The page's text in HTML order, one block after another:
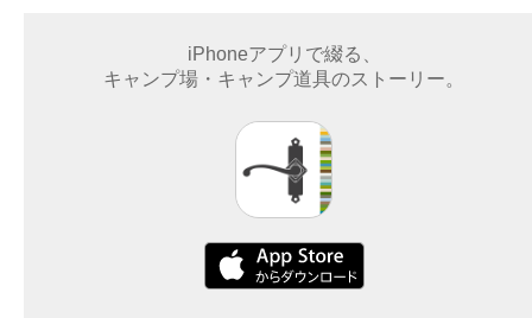
iPhoneアプリで綴る、
キャンプ場・キャンプ道具のストーリー。